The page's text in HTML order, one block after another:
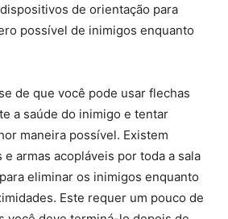
de orientação para
possível de inimigos enquanto
de que você pode usar flechas
a saúde do inimigo e tentar
maneira possível. Existem
armas acopláveis ​​por toda a sala
eliminar os inimigos enquanto
Este requer um pouco de